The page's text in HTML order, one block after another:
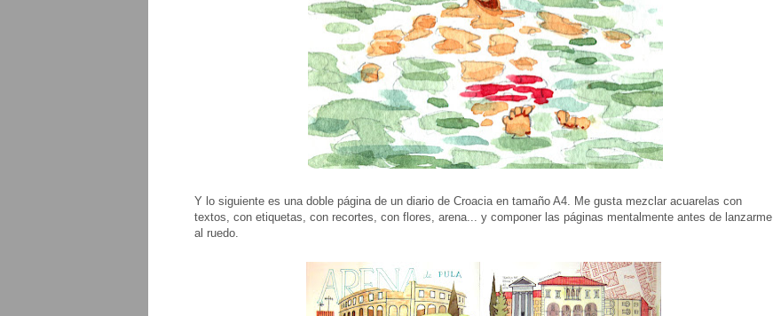
Y lo siguiente es una doble página de un diario de Croacia en tamaño A4. Me gusta mezclar acuarelas con
textos, con etiquetas, con recortes, con flores, arena... y componer las páginas mentalmente antes de lanzarme
al ruedo.